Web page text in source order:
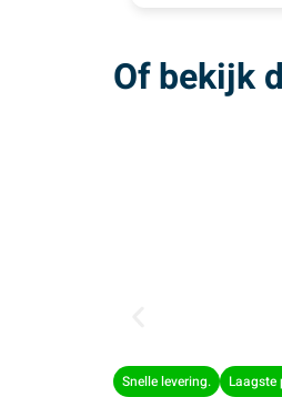
Of bekijk
Snelle levering. Laagste